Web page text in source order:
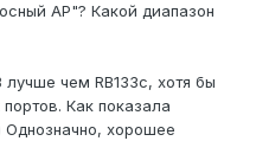
АР"? Какой диапазон
лучше чем RB133c, хотя бы
Как показала
Однозначно, хорошее